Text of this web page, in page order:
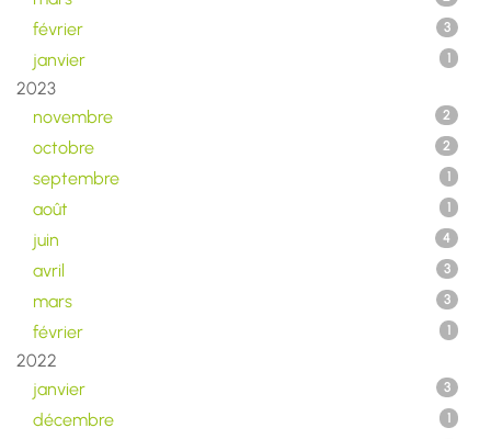
février 3
janvier 1
2023
novembre
2
octobre 2
septembre 1
août 1
juin 4
avril 3
mars 3
février 1
2022
janvier
3
décembre 1